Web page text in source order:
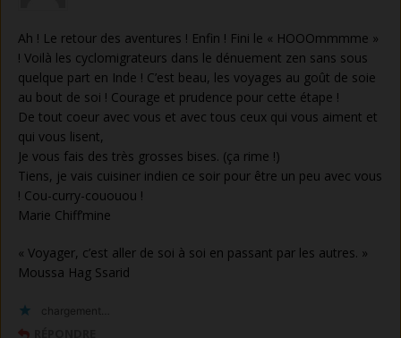
Ah ! Le retour des aventures ! Enfin ! Fini le « HOOOmmmme »
! Voilà les cyclomigrateurs dans le dénuement zen sans sous
quelque part en Inde ! C’est beau, les voyages au goût de soie
au bout de soi ! Courage et prudence pour cette étape !
De tout coeur avec vous et avec tous ceux qui vous aiment et
qui vous lisent,
Je vous fais des très grosses bises. (ça rime !)
Tiens, je vais cuisiner indien ce soir pour être un peu avec vous
! Cou-curry-cououou !
Marie Chiff’mine
« Voyager, c’est aller de soi à soi en passant par les autres. »
Moussa Hag Ssarid
chargement…